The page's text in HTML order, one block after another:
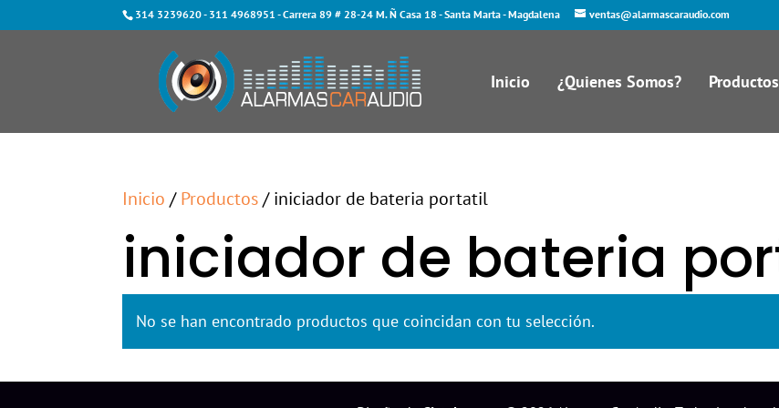
314 3239620- 311 4968951 - Carrera 89 # 28-24 M. Ñ Casa 18 - Santa Marta - Magdalena ventas@alarmascaraudio.com
Inicio ¿Quienes Somos? Productos
Inicio /Productos/ iniciador de bateria portatil
iniciador de bateria
No se han encontrado productos que coincidan con tu selección.